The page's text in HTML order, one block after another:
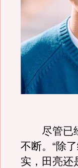
尽管已经
不断。“除
实，田亮还